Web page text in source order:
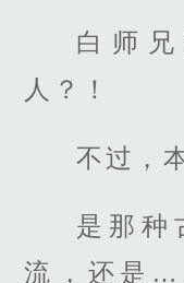
白师
人？！
不过，
是那种
流，还是